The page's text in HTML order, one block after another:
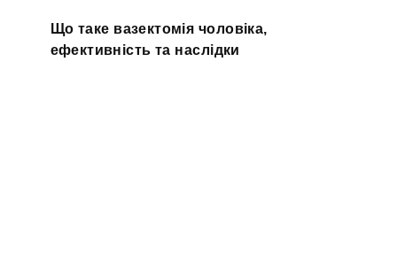
Що таке вазектомія чоловіка,
ефективність та наслідки